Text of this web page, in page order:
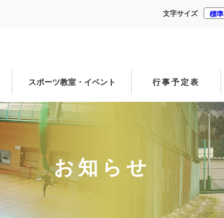
文字サイズ 標準
スポーツ教室・イベント 行事予定表
お知らせ